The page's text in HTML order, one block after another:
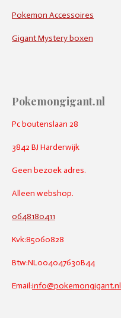
Pokemon Accessoires
Gigant Mystery boxen
Pokemongigant.nl
Pc boutenslaan 28
3842 BJ Harderwijk
Geen bezoek adres.
Alleen webshop.
0648180411
Kvk:85060828
Btw:NL004047630B44
Email:info@pokemongigant.nl